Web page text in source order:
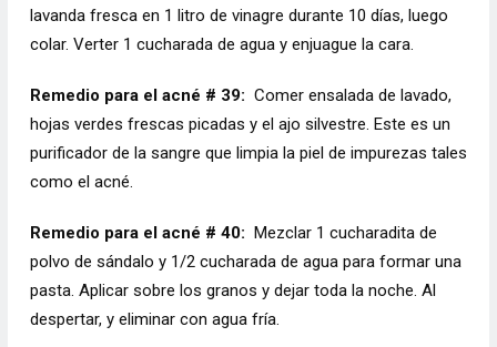
lavanda fresca en 1 litro de vinagre durante 10 días, luego
colar. Verter 1 cucharada de agua y enjuague la cara.
Remedio para el acné # 39: Comer ensalada de lavado,
hojas verdes frescas picadas y el ajo silvestre. Este es un
purificador de la sangre que limpia la piel de impurezas tales
como el acné.
Remedio para el acné # 40: Mezclar 1 cucharadita de
polvo de sándalo y 1/2 cucharada de agua para formar una
pasta. Aplicar sobre los granos y dejar toda la noche. Al
despertar, y eliminar con agua fría.